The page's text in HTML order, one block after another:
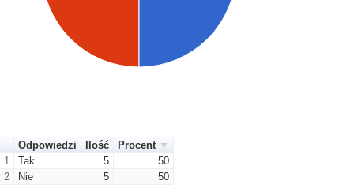
Odpowiedzi Ilość
Procent
1
Tak 5
50
2
Nie 5 50